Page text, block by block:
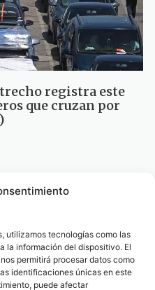
utilizamos tecnologías como las
la información del dispositivo. El
permitirá procesar datos como
identificaciones únicas en este
puede afectar
registra este
que cruzan por